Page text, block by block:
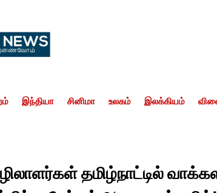
இந்தியா சினிமா உலகம் இலக்கியம்
தமிழ்நாட்டில்